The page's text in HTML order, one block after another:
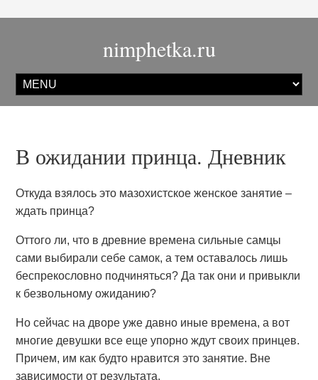
nimphetka.ru
В ожидании принца. Дневник
Откуда взялось это мазохистское женское занятие –
ждать принца?
Оттого ли, что в древние времена сильные самцы
сами выбирали себе самок, а тем оставалось лишь
беспрекословно подчиняться? Да так они и привыкли
к безвольному ожиданию?
Но сейчас на дворе уже давно иные времена, а вот
многие девушки все еще упорно ждут своих принцев.
Причем, им как будто нравится это занятие. Вне
зависимости от результата.